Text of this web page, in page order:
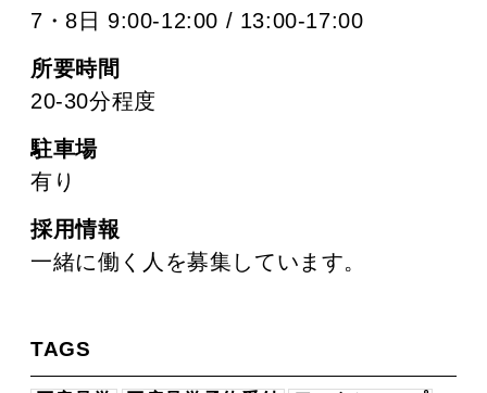
7・8日 9:00-12:00 / 13:00-17:00
所要時間
20-30分程度
駐車場
有り
採用情報
一緒に働く人を募集しています。
TAGS